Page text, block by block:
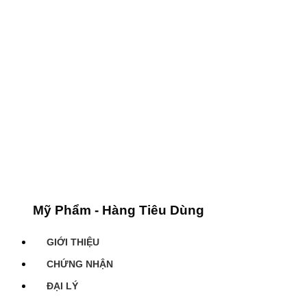
Mỹ Phẩm - Hàng Tiêu Dùng
GIỚI THIỆU
CHỨNG NHẬN
ĐẠI LÝ